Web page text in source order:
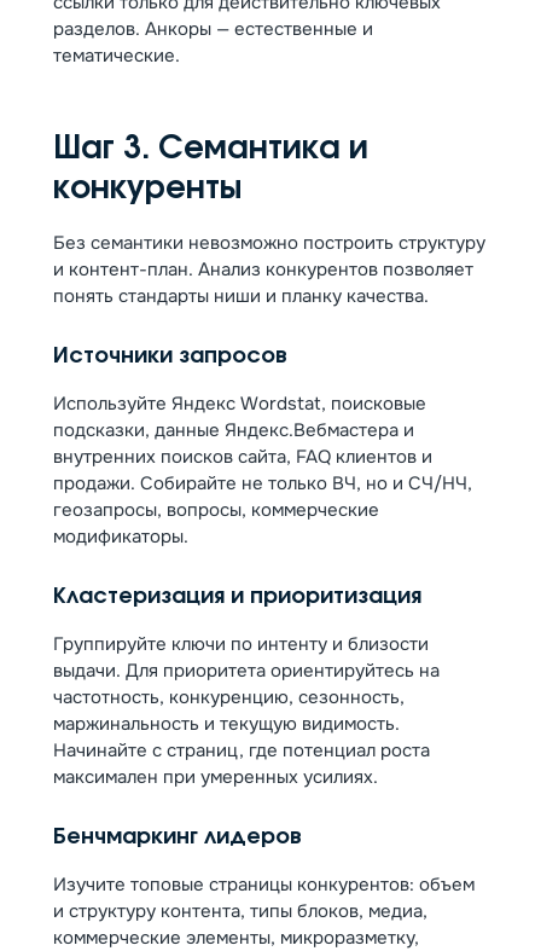
разделов. Анкоры — естественные и
тематические.
Шаг 3. Семантика и
конкуренты
Без семантики невозможно построить структуру
и контент-план. Анализ конкурентов позволяет
понять стандарты ниши и планку качества.
Источники запросов
Используйте Яндекс Wordstat, поисковые
подсказки, данные Яндекс.Вебмастера и
внутренних поисков сайта, FAQ клиентов и
продажи. Собирайте не только ВЧ, но и СЧ/НЧ,
геозапросы, вопросы, коммерческие
модификаторы.
Кластеризация и приоритизация
Группируйте ключи по интенту и близости
выдачи. Для приоритета ориентируйтесь на
частотность, конкуренцию, сезонность,
маржинальность и текущую видимость.
Начинайте с страниц, где потенциал роста
максимален при умеренных усилиях.
Бенчмаркинг лидеров
Изучите топовые страницы конкурентов: объем
и структуру контента, типы блоков, медиа,
коммерческие элементы, микроразметку,